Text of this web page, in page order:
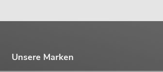
Unsere Marken